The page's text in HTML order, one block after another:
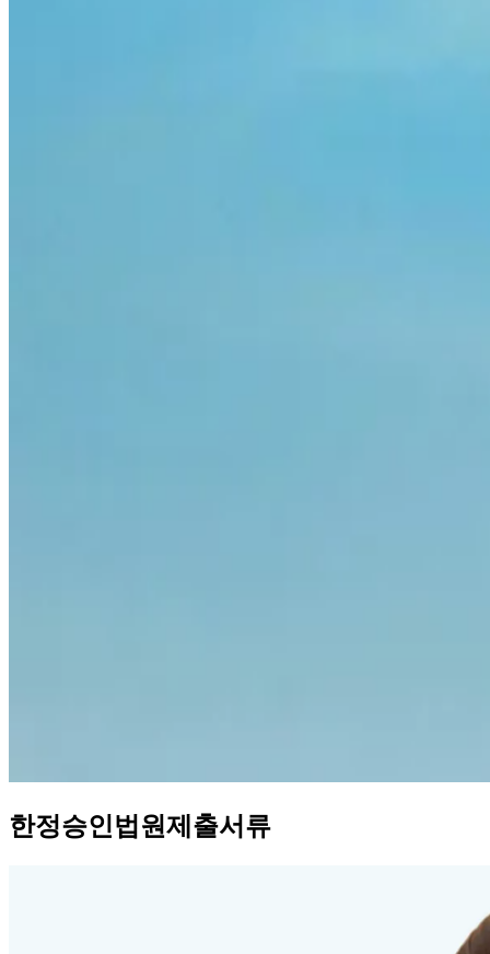
한정승인법원제출서류